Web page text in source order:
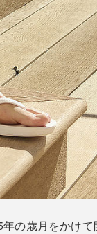
の歳月をかけて